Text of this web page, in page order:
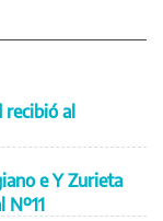
recibió al
e Y Zurieta